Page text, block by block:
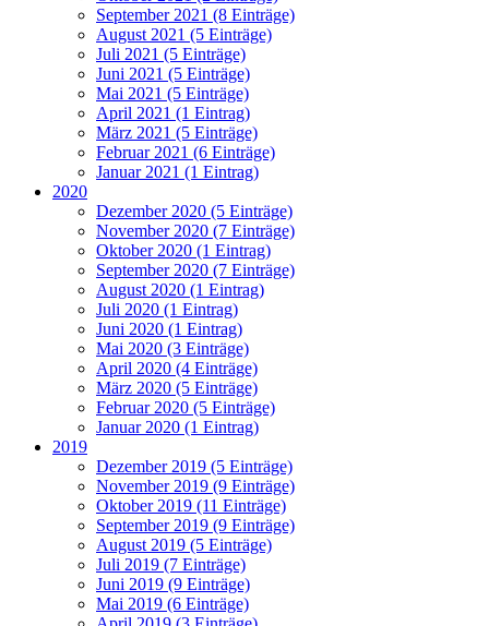
September 2021 (8 Einträge)
August 2021 (5 Einträge)
Juli 2021 (5 Einträge)
Juni 2021 (5 Einträge)
Mai 2021 (5 Einträge)
April 2021 (1 Eintrag)
März 2021 (5 Einträge)
Februar 2021 (6 Einträge)
Januar 2021 (1 Eintrag)
2020
Dezember 2020 (5 Einträge)
November 2020 (7 Einträge)
Oktober 2020 (1 Eintrag)
September 2020 (7 Einträge)
August 2020 (1 Eintrag)
Juli 2020 (1 Eintrag)
Juni 2020 (1 Eintrag)
Mai 2020 (3 Einträge)
April 2020 (4 Einträge)
März 2020 (5 Einträge)
Februar 2020 (5 Einträge)
Januar 2020 (1 Eintrag)
2019
Dezember 2019 (5 Einträge)
November 2019 (9 Einträge)
Oktober 2019 (11 Einträge)
September 2019 (9 Einträge)
August 2019 (5 Einträge)
Juli 2019 (7 Einträge)
Juni 2019 (9 Einträge)
Mai 2019 (6 Einträge)